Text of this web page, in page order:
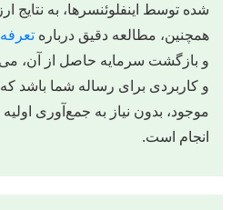
شده توسط اینفلوئنسرها، به نتایج
همچنین، مطالعه دقیق درباره تعرفه
و بازگشت سرمایه حاصل از آن،
و کاربردی برای رساله شما باشد که
موجود، بدون نیاز به جمع‌آوری اولیه
انجام است.